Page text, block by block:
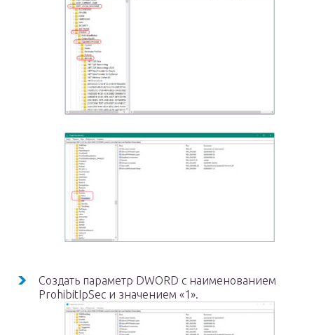
Создать параметр DWORD с наименованием
ProhibitIpSec и значением «1».